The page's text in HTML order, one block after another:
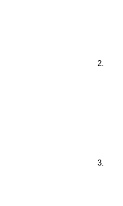
2.
3.